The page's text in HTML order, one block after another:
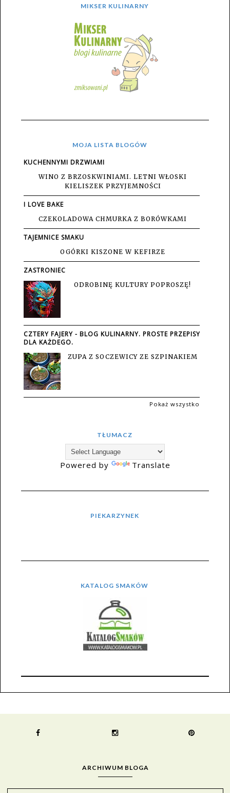
MIKSER KULINARNY
MOJA LISTA BLOGÓW
KUCHENNYMI DRZWIAMI
WINO Z BRZOSKWINIAMI. LETNI WŁOSKI
KIELISZEK PRZYJEMNOŚCI
I LOVE BAKE
CZEKOLADOWA CHMURKA Z BORÓWKAMI
TAJEMNICE SMAKU
OGÓRKI KISZONE W KEFIRZE
ZASTRONIEC
ODROBINĘ KULTURY POPROSZĘ!
CZTERY FAJERY - BLOG KULINARNY. PROSTE PRZEPISY
DLA KAŻDEGO.
ZUPA Z SOCZEWICY ZE SZPINAKIEM
Pokaż wszystko
TŁUMACZ
Powered by Translate
PIEKARZYNEK
KATALOG SMAKÓW
ARCHIWUM BLOGA